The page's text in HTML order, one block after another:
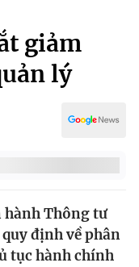
giảm
lý
hành Thông tư
định về phân
tục hành chính